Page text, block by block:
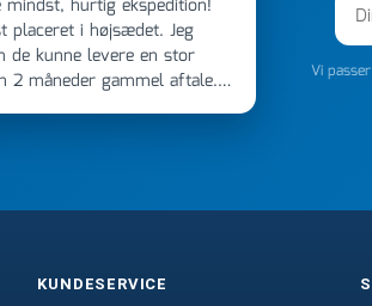
placeret i højsædet. Jeg
de kunne levere en stor
2 måneder gammel aftale.
Vi
KUNDESERVICE